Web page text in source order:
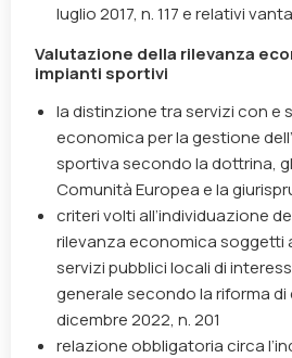
luglio 2017, n. 117e relativi
Valutazione della rilevanza
impianti sportivi
la distinzione tra servizi con e
economica per la gestione
sportiva secondo la dottrina,
Comunità Europea e la
criteri volti all’individuazione
rilevanza economica soggetti
servizi pubblici locali di
generale secondo la riforma di
dicembre 2022, n. 201
relazione obbligatoria circa